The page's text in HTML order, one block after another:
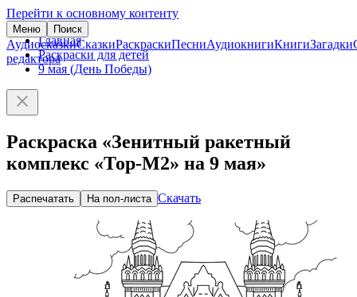
Перейти к основному контенту
Меню Поиск
АудиосказкиСказкиРаскраскиПесниАудиокнигиКнигиЗагадки
редактора
Главная
Раскраски для детей
9 мая (День Победы)
Раскраска «Зенитный ракетный
комплекс «Тор-М2» на 9 мая»
Распечатать На пол-листа Скачать